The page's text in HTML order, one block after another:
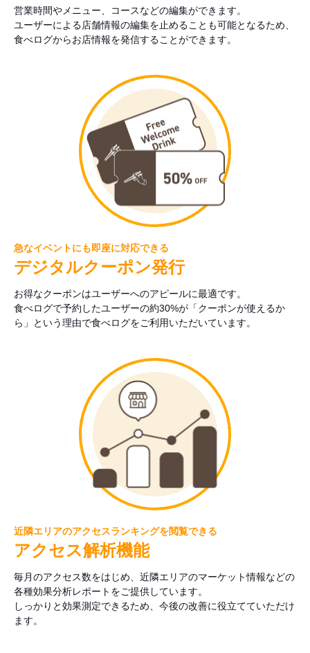
営業時間やメニュー、コースなどの編集ができます。
ユーザーによる店舗情報の編集を止めることも可能となるため、
食べログからお店情報を発信することができます。
急なイベントにも即座に対応できる
デジタルクーポン発行
お得なクーポンはユーザーへのアピールに最適です。
食べログで予約したユーザーの約30%が「クーポンが使えるか
ら」という理由で食べログをご利用いただいています。
近隣エリアのアクセスランキングを閲覧できる
アクセス解析機能
毎月のアクセス数をはじめ、近隣エリアのマーケット情報などの
各種効果分析レポートをご提供しています。
しっかりと効果測定できるため、今後の改善に役立てていただけ
ます。